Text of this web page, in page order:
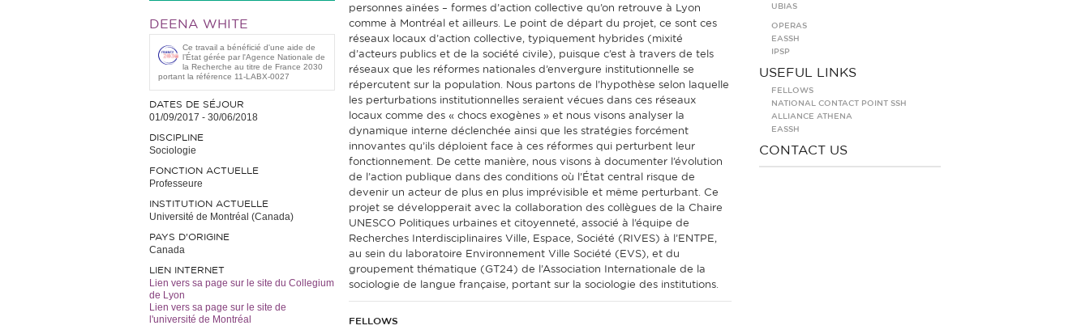
DEENA WHITE
Ce travail a bénéficié d'une aide de
l’État gérée par l'Agence Nationale de
la Recherche au titre de France 2030
portant la référence 11-LABX-0027
DATES DE SÉJOUR
01/09/2017 - 30/06/2018
DISCIPLINE
Sociologie
FONCTION ACTUELLE
Professeure
INSTITUTION ACTUELLE
Université de Montréal (Canada)
PAYS D'ORIGINE
Canada
LIEN INTERNET
Lien vers sa page sur le site du Collegium
de Lyon
Lien vers sa page sur le site de
l'université de Montréal
personnes aînées – formes d’action collective qu’on retrouve à Lyon
comme à Montréal et ailleurs. Le point de départ du projet, ce sont ces
réseaux locaux d’action collective, typiquement hybrides (mixité
d’acteurs publics et de la société civile), puisque c’est à travers de tels
réseaux que les réformes nationales d’envergure institutionnelle se
répercutent sur la population. Nous partons de l’hypothèse selon laquelle
les perturbations institutionnelles seraient vécues dans ces réseaux
locaux comme des « chocs exogènes » et nous visons analyser la
dynamique interne déclenchée ainsi que les stratégies forcément
innovantes qu’ils déploient face à ces réformes qui perturbent leur
fonctionnement. De cette manière, nous visons à documenter l’évolution
de l’action publique dans des conditions où l’État central risque de
devenir un acteur de plus en plus imprévisible et même perturbant. Ce
projet se développerait avec la collaboration des collègues de la Chaire
UNESCO Politiques urbaines et citoyenneté, associé à l’équipe de
Recherches Interdisciplinaires Ville, Espace, Société (RIVES) à l’ENTPE,
au sein du laboratoire Environnement Ville Société (EVS), et du
groupement thématique (GT24) de l’Association Internationale de la
sociologie de langue française, portant sur la sociologie des institutions.
FELLOWS
UBIAS
OPERAS
EASSH
IPSP
USEFUL LINKS
FELLOWS
NATIONAL CONTACT POINT SSH
ALLIANCE ATHENA
EASSH
CONTACT US